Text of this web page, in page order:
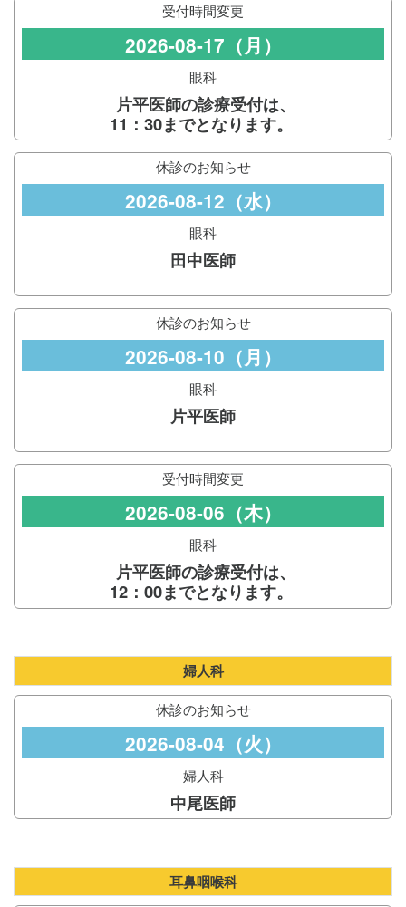
受付時間変更
2026-08-17（月）
眼科
片平医師の診療受付は、
11：30までとなります。
休診のお知らせ
2026-08-12（水）
眼科
田中医師
休診のお知らせ
2026-08-10（月）
眼科
片平医師
受付時間変更
2026-08-06（木）
眼科
片平医師の診療受付は、
12：00までとなります。
婦人科
休診のお知らせ
2026-08-04（火）
婦人科
中尾医師
耳鼻咽喉科